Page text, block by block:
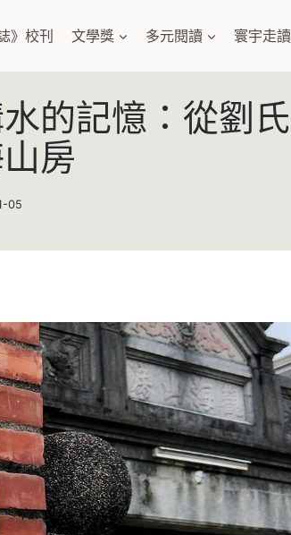
》校刊 文學獎 多元閱讀 寰宇走讀
的記憶：從劉氏
房
05